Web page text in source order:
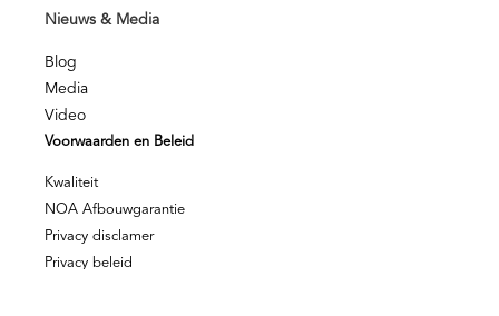
Nieuws & Media
Blog
Media
Video
Voorwaarden en Beleid
Kwaliteit
NOA Afbouwgarantie
Privacy disclamer
Privacy beleid